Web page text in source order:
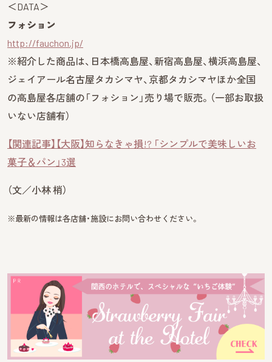
＜DATA＞
フォション
http://fauchon.jp/
※紹介した商品は、日本橋高島屋、新宿高島屋、横浜高島屋、
ジェイアール名古屋タカシマヤ、京都タカシマヤほか全国
の高島屋各店舗の「フォション」売り場で販売。（一部お取扱
いない店舗有）
【関連記事】【大阪】知らなきゃ損!? 「シンプルで美味しいお
菓子＆パン」3選
（文／小林 梢）
※最新の情報は各店舗・施設にお問い合わせください。